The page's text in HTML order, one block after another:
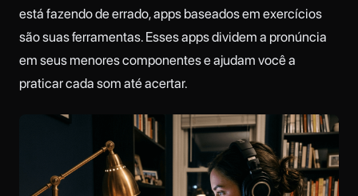
está fazendo de errado, apps baseados em exercícios
são suas ferramentas. Esses apps dividem a pronúncia
em seus menores componentes e ajudam você a
praticar cada som até acertar.